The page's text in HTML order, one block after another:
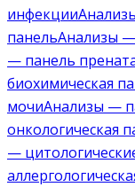
инфекции
панельАнализы —
— панель
биохимическая
мочиАнализы —
онкологическая
—